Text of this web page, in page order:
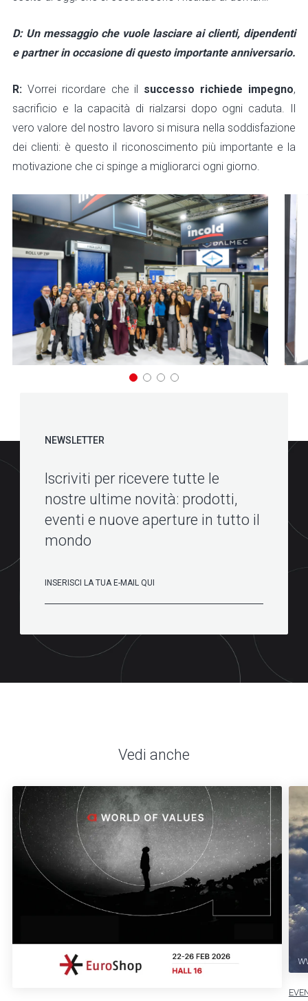
D: Un messaggio che vuole lasciare ai clienti, dipendenti
e partner in occasione di questo importante anniversario.
R: Vorrei ricordare che il successo richiede impegno,
sacrificio e la capacità di rialzarsi dopo ogni caduta. Il
vero valore del nostro lavoro si misura nella soddisfazione
dei clienti: è questo il riconoscimento più importante e la
motivazione che ci spinge a migliorarci ogni giorno.
NEWSLETTER
Iscriviti per ricevere tutte le
nostre ultime novità: prodotti,
eventi e nuove aperture in tutto il
mondo
Vedi anche